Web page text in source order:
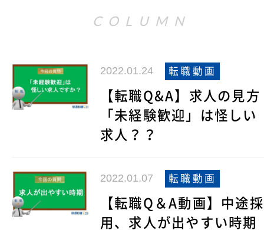
COLUMN
2022.01.24 転職動画
【転職Q&A】求人の見方
「未経験歓迎」は怪しい
求人？？
2022.01.07 転職動画
【転職Q＆A動画】中途採
用、求人が出やすい時期